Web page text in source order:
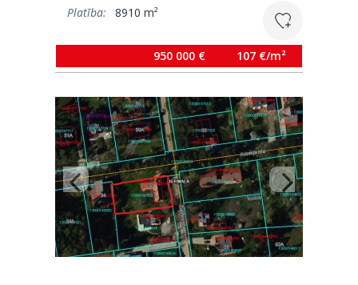
Platība:
8910 m²
950 000 € 107 €/m²